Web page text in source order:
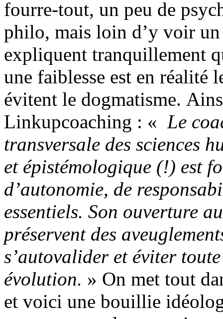
fourre-tout, un peu de
philo, mais loin d’y voir un
expliquent tranquillement
une faiblesse est en réalité
évitent le dogmatisme.
Linkupcoaching : « Le
transversale des sciences
et épistémologique (!) est
d’autonomie, de
essentiels. Son ouverture
préservent des
s’autovalider et éviter
évolution. » On met tout
et voici une bouillie